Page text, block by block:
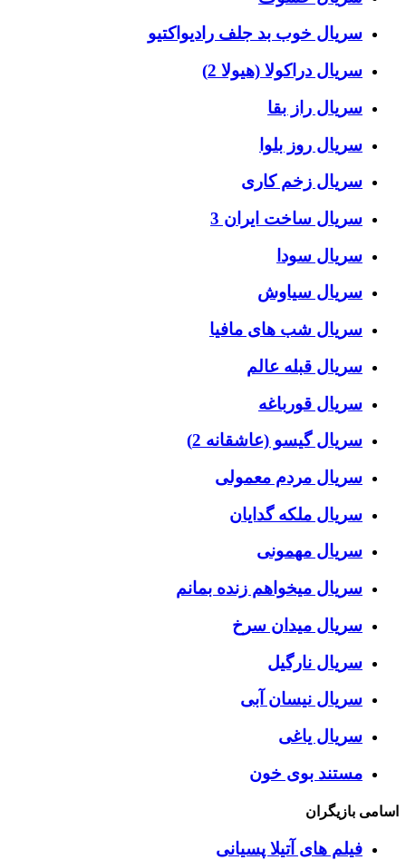
سریال خوب بد جلف رادیواکتیو
سریال دراکولا (هیولا 2)
سریال راز بقا
سریال روز بلوا
سریال زخم کاری
سریال ساخت ایران 3
سریال سودا
سریال سیاوش
سریال شب های مافیا
سریال قبله عالم
سریال قورباغه
سریال گیسو (عاشقانه 2)
سریال مردم معمولی
سریال ملکه گدایان
سریال مهمونی
سریال میخواهم زنده بمانم
سریال میدان سرخ
سریال نارگیل
سریال نیسان آبی
سریال یاغی
مستند بوی خون
اسامی بازیگران
فیلم های آتیلا پسیانی